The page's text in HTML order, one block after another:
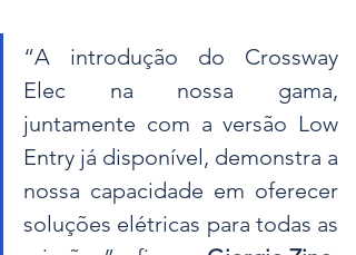
“A introdução do Crossway
Elec na nossa gama,
juntamente com a versão Low
Entry já disponível, demonstra a
nossa capacidade em oferecer
soluções elétricas para todas as